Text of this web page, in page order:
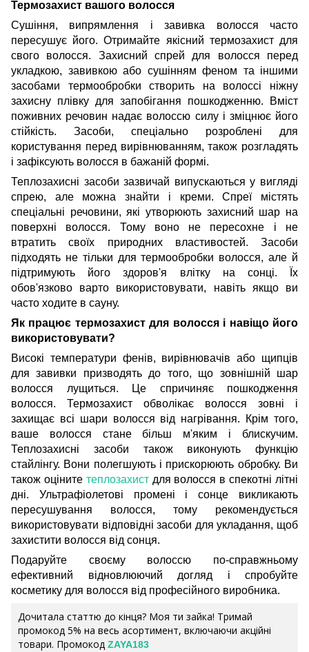
Термозахист вашого волосся
Сушіння, випрямлення і завивка волосся часто
пересушує його. Отримайте якісний термозахист для
свого волосся. Захисний спрей для волосся перед
укладкою, завивкою або сушінням феном та іншими
засобами термообробки створить на волоссі ніжну
захисну плівку для запобігання пошкодженню. Вміст
поживних речовин надає волоссю силу і зміцнює його
стійкість. Засоби, спеціально розроблені для
користування перед вирівнюванням, також розгладять
і зафіксують волосся в бажаній формі.
Теплозахисні засоби зазвичай випускаються у вигляді
спрею, але можна знайти і креми. Спреї містять
спеціальні речовини, які утворюють захисний шар на
поверхні волосся. Тому воно не пересохне і не
втратить своїх природних властивостей. Засоби
підходять не тільки для термообробки волосся, але й
підтримують його здоров'я влітку на сонці. Їх
обов'язково варто використовувати, навіть якщо ви
часто ходите в сауну.
Як працює термозахист для волосся і навіщо його
використовувати?
Високі температури фенів, вирівнювачів або щипців
для завивки призводять до того, що зовнішній шар
волосся лущиться. Це спричиняє пошкодження
волосся. Термозахист обволікає волосся зовні і
захищає всі шари волосся від нагрівання. Крім того,
ваше волосся стане більш м'яким і блискучим.
Теплозахисні засоби також виконують функцію
стайлінгу. Вони полегшують і прискорюють обробку. Ви
також оціните теплозахистдля волосся в спекотні літні
дні. Ультрафіолетові промені і сонце викликають
пересушування волосся, тому рекомендується
використовувати відповідні засоби для укладання, щоб
захистити волосся від сонця.
Подаруйте своєму волоссю по-справжньому
ефективний відновлюючий догляд і спробуйте
косметику для волосся від професійного виробника.
Дочитала статтю до кінця? Моя ти зайка! Тримай
промокод 5% на весь асортимент, включаючи акційні
товари. Промокод ZAYA183